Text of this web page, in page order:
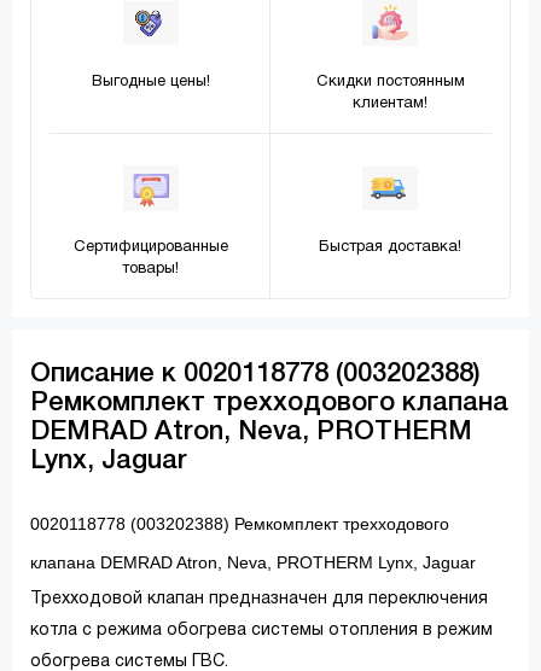
Выгодные цены!
Скидки постоянным
клиентам!
Сертифицированные
товары!
Быстрая доставка!
Описание к 0020118778 (003202388)
Ремкомплект трехходового клапана
DEMRAD Atron, Neva, PROTHERM
Lynx, Jaguar
0020118778 (003202388) Ремкомплект трехходового
клапана DEMRAD Atron, Neva, PROTHERM Lynx, Jaguar
Трехходовой клапан предназначен для переключения
котла с режима обогрева системы отопления в режим
обогрева системы ГВС.